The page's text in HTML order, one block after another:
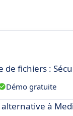
de fichiers :
Démo gratuite
à